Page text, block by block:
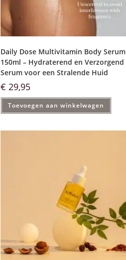
Daily Dose Multivitamin Body Serum
150ml – Hydraterend en Verzorgend
Serum voor een Stralende Huid
€ 29,95
Toevoegen aan winkelwagen